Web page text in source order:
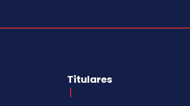
Titulares